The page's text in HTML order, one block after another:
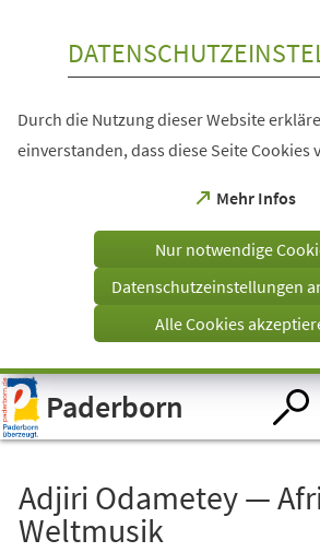
Visuelle
Assistenzsoftware
öffnen.
Durch die Nutzung dieser Website
einverstanden, dass diese Seite Cookies
Mehr Infos
(Öffnet
einem
Tab)
Nur notwendige
Datenschutzeinstellungen
Alle Cookies
Paderborn
Adjiri Odametey —
Weltmusik